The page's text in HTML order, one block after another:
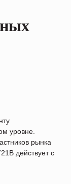
уровне.
рынка
действует с